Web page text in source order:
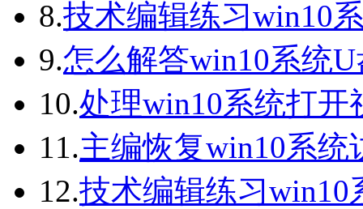
8.技术编辑练习win10
9.怎么解答win10系统
10.处理win10系统打
11.主编恢复win10系
12.技术编辑练习